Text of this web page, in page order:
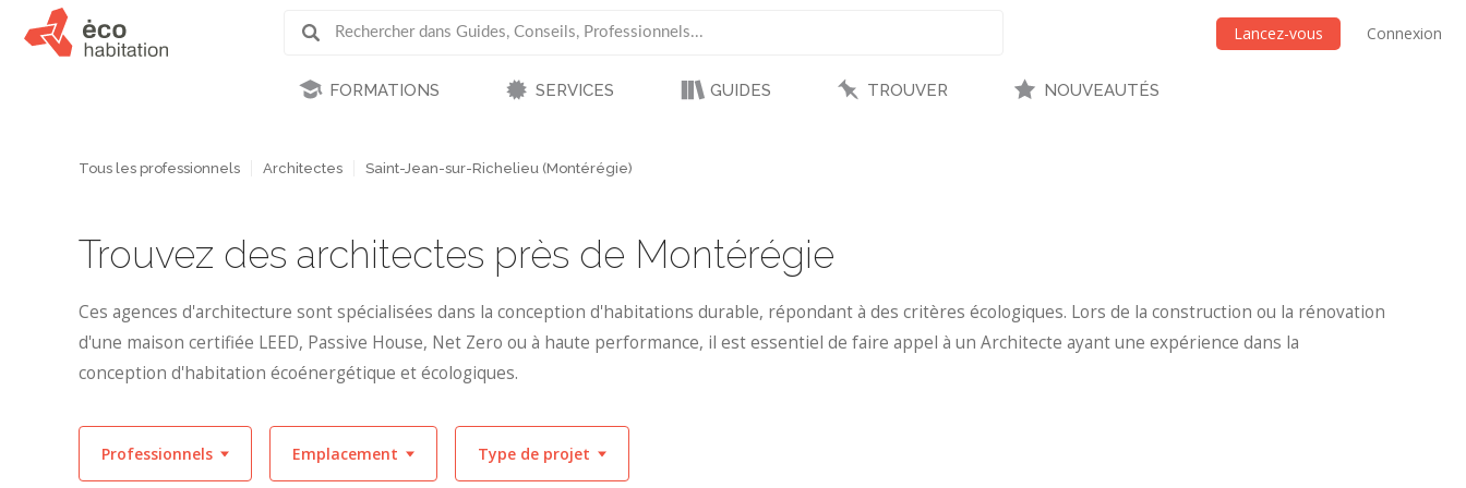
Lancez-vous Connexion
FORMATIONS SERVICES GUIDES TROUVER NOUVEAUTÉS
Tous les professionnels Architectes Saint-Jean-sur-Richelieu (Montérégie)
Trouvez des architectes près de Montérégie
Ces agences d'architecture sont spécialisées dans la conception d'habitations durable, répondant à des critères écologiques. Lors de la construction ou la rénovation
d'une maison certifiée LEED, Passive House, Net Zero ou à haute performance, il est essentiel de faire appel à un Architecte ayant une expérience dans la
conception d'habitation écoénergétique et écologiques.
Professionnels Emplacement Type de projet